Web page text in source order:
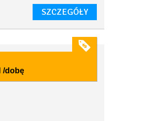
SZCZEGÓŁY
/dobę